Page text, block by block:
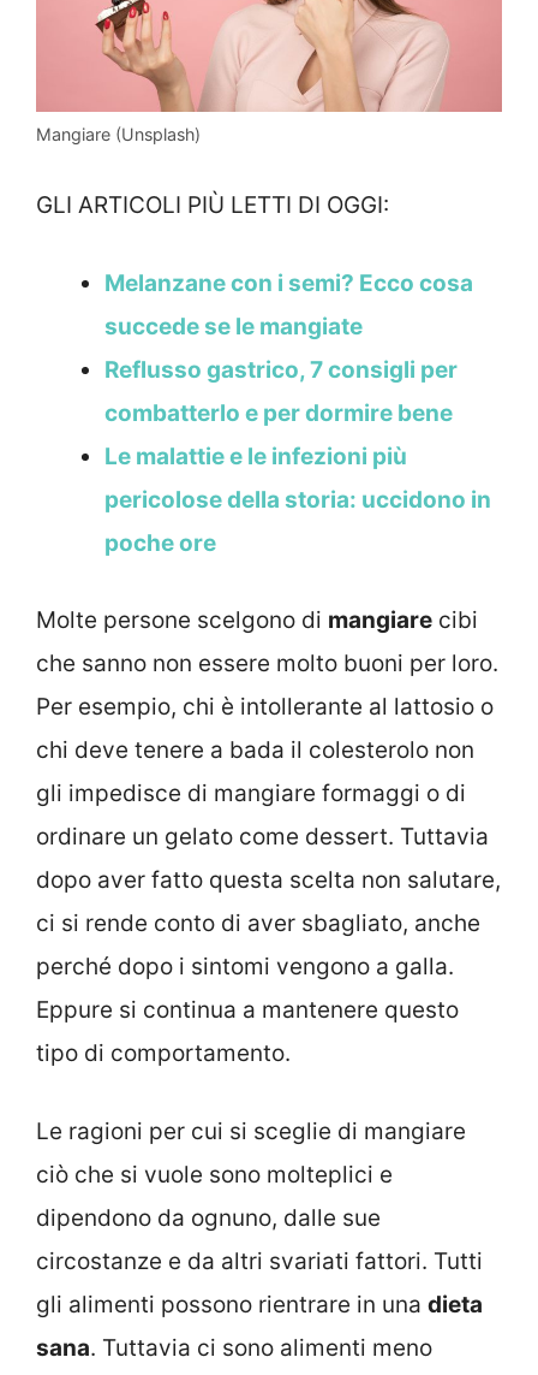
Mangiare (Unsplash)
GLI ARTICOLI PIÙ LETTI DI OGGI:
Melanzane con i semi? Ecco cosa
succede se le mangiate
Reflusso gastrico, 7 consigli per
combatterlo e per dormire bene
Le malattie e le infezioni più
pericolose della storia: uccidono in
poche ore
Molte persone scelgono di mangiare cibi
che sanno non essere molto buoni per loro.
Per esempio, chi è intollerante al lattosio o
chi deve tenere a bada il colesterolo non
gli impedisce di mangiare formaggi o di
ordinare un gelato come dessert. Tuttavia
dopo aver fatto questa scelta non salutare,
ci si rende conto di aver sbagliato, anche
perché dopo i sintomi vengono a galla.
Eppure si continua a mantenere questo
tipo di comportamento.
Le ragioni per cui si sceglie di mangiare
ciò che si vuole sono molteplici e
dipendono da ognuno, dalle sue
circostanze e da altri svariati fattori. Tutti
gli alimenti possono rientrare in una dieta
sana. Tuttavia ci sono alimenti meno